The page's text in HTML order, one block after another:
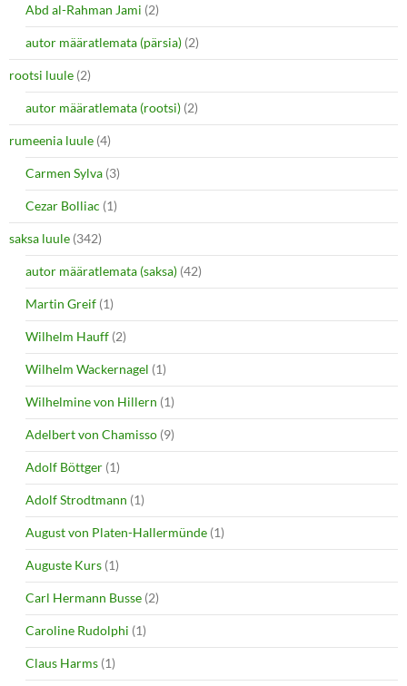
Abd al-Rahman Jami (2)
autor määratlemata (pärsia) (2)
rootsi luule (2)
autor määratlemata (rootsi) (2)
rumeenia luule (4)
Carmen Sylva (3)
Cezar Bolliac (1)
saksa luule (342)
autor määratlemata (saksa) (42)
Martin Greif (1)
Wilhelm Hauff (2)
Wilhelm Wackernagel (1)
Wilhelmine von Hillern (1)
Adelbert von Chamisso (9)
Adolf Böttger (1)
Adolf Strodtmann (1)
August von Platen-Hallermünde (1)
Auguste Kurs (1)
Carl Hermann Busse (2)
Caroline Rudolphi (1)
Claus Harms (1)